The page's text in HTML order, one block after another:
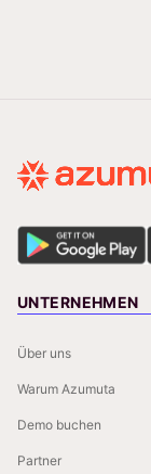
UNTERNEHMEN
Über uns
Warum Azumuta
Demo buchen
Partner